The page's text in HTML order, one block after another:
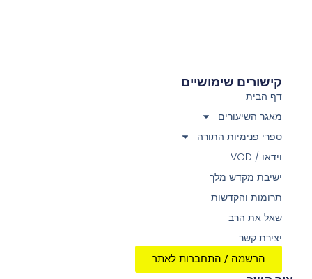
קישורים שימושיים
דף הבית
מאגר השיעורים
ספרי פנימיות התורה
וידאו / VOD
ישיבת מקדש מלך
תרומות והקדשות
שאל את הרב
יצירת קשר
הרשמה / התחברות לאתר